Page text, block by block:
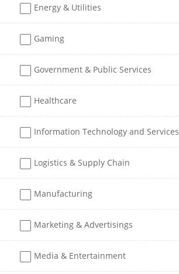
Energy & Utilities
Gaming
Government & Public Services
Healthcare
Information Technology and Services
Logistics & Supply Chain
Manufacturing
Marketing & Advertisings
Media & Entertainment